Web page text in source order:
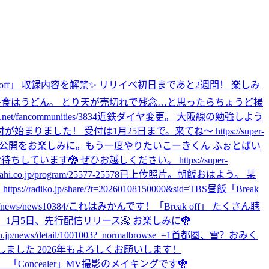
」 収録内容を解禁✨ リリイベ初日まであと2週間！ 楽しみ
はうどん。 とり天が売切れで残念…と思ったらちょうど揚
fancommunities/3834近鉄ダイヤ変更。 大阪線の勉強しよう
始まりました！ 受付は1月25日まで。来てね〜 https://super-
開をお楽しみに。 もう一度やりたいこーきくん ふぉとばい
ちしています🐉 ぜひお越しください。 https://super-
program/25577-25578已上传照片。 朝飯おはよう。 某
radiko.jp/share/?t=20260108150000&sid=TBS昼飯 「Break
news10384/これはみかんです！
「Break off」 たくさん聴
1月5日、先行配信リリース📀 お楽しみに🐉
detail/1001003?_normalbrowse_=1首都圏、雪？ おみく
ました 2026年もよろしくお願いします！
Concealer」MV撮影のメイキングです🐉